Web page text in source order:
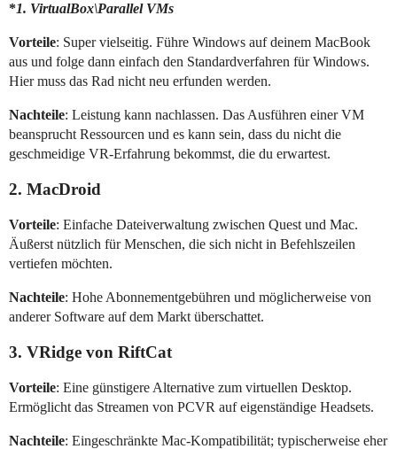
*1. VirtualBox\Parallel VMs
Vorteile: Super vielseitig. Führe Windows auf deinem MacBook
aus und folge dann einfach den Standardverfahren für Windows.
Hier muss das Rad nicht neu erfunden werden.
Nachteile: Leistung kann nachlassen. Das Ausführen einer VM
beansprucht Ressourcen und es kann sein, dass du nicht die
geschmeidige VR-Erfahrung bekommst, die du erwartest.
2. MacDroid
Vorteile: Einfache Dateiverwaltung zwischen Quest und Mac.
Äußerst nützlich für Menschen, die sich nicht in Befehlszeilen
vertiefen möchten.
Nachteile: Hohe Abonnementgebühren und möglicherweise von
anderer Software auf dem Markt überschattet.
3. VRidge von RiftCat
Vorteile: Eine günstigere Alternative zum virtuellen Desktop.
Ermöglicht das Streamen von PCVR auf eigenständige Headsets.
Nachteile: Eingeschränkte Mac-Kompatibilität; typischerweise eher